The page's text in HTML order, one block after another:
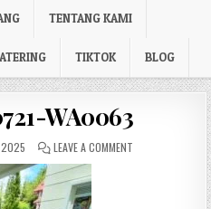
TENTANG KAMI
TIKTOK BLOG
WA0063
2025 LEAVE A COMMENT ON IMG-